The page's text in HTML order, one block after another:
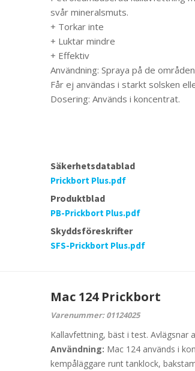
svår mineralsmuts.
+ Torkar inte
+ Luktar mindre
+ Effektiv
Användning: Spraya på de
Får ej användas i starkt solsken
Dosering: Används i koncentrat.
Säkerhetsdatablad
Prickbort Plus.pdf
Produktblad
PB-Prickbort Plus.pdf
Skyddsföreskrifter
SFS-Prickbort Plus.pdf
Mac 124 Prickbort
Varenummer: 01124025
Kallavfettning, bäst i test. Avlägsnar
Användning: Mac 124 används i
kempåläggare runt tanklock,